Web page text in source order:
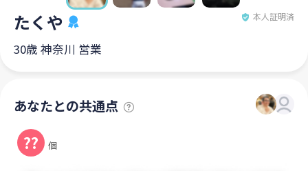
たくや 本人証明済
30歳 神奈川 営業
あなたとの共通点
?? 個